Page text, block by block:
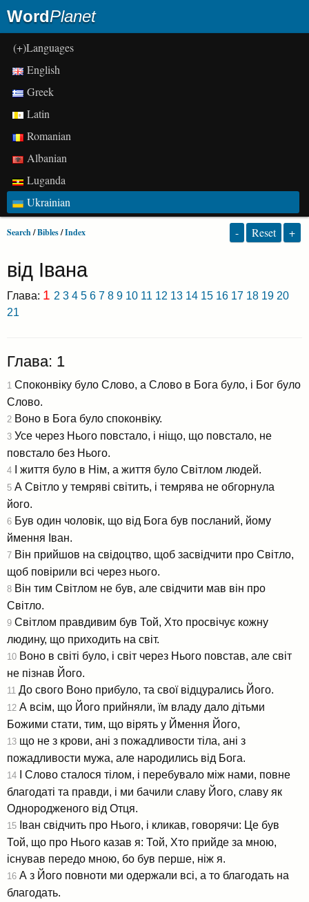
WordPlanet
(+)Languages
English
Greek
Latin
Romanian
Albanian
Luganda
Ukrainian
Search/Bibles/Index - Reset +
від Івана
Глава: 1 2 3 4 5 6 7 8 9 10 11 12 13 14 15 16 17 18 19 20
21
Глава: 1
1 Споконвіку було Слово, а Слово в Бога було, і Бог було
Слово.
2 Воно в Бога було споконвіку.
3 Усе через Нього повстало, і ніщо, що повстало, не
повстало без Нього.
4 І життя було в Нім, а життя було Світлом людей.
5 А Світло у темряві світить, і темрява не обгорнула
його.
6 Був один чоловік, що від Бога був посланий, йому
ймення Іван.
7 Він прийшов на свідоцтво, щоб засвідчити про Світло,
щоб повірили всі через нього.
8 Він тим Світлом не був, але свідчити мав він про
Світло.
9 Світлом правдивим був Той, Хто просвічує кожну
людину, що приходить на світ.
10 Воно в світі було, і світ через Нього повстав, але світ
не пізнав Його.
11 До свого Воно прибуло, та свої відцурались Його.
12 А всім, що Його прийняли, їм владу дало дітьми
Божими стати, тим, що вірять у Ймення Його,
13 що не з крови, ані з пожадливости тіла, ані з
пожадливости мужа, але народились від Бога.
14 І Слово сталося тілом, і перебувало між нами, повне
благодаті та правди, і ми бачили славу Його, славу як
Однородженого від Отця.
15 Іван свідчить про Нього, і кликав, говорячи: Це був
Той, що про Нього казав я: Той, Хто прийде за мною,
існував передо мною, бо був перше, ніж я.
16 А з Його повноти ми одержали всі, а то благодать на
благодать.